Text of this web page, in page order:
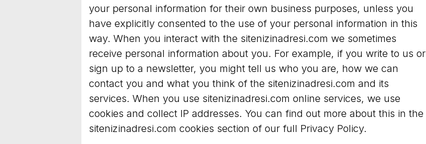
your personal information for their own business purposes, unless you
have explicitly consented to the use of your personal information in this
way. When you interact with the sitenizinadresi.com we sometimes
receive personal information about you. For example, if you write to us or
sign up to a newsletter, you might tell us who you are, how we can
contact you and what you think of the sitenizinadresi.com and its
services. When you use sitenizinadresi.com online services, we use
cookies and collect IP addresses. You can find out more about this in the
sitenizinadresi.com cookies section of our full Privacy Policy.